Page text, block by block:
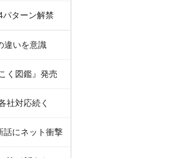
パターン解禁
違いを意識
く図鑑』発売
社対応続く
にネット衝撃